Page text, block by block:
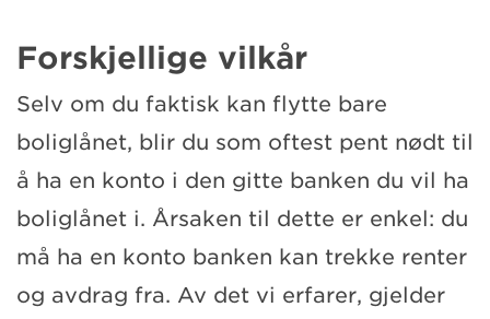
Forskjellige vilkår
Selv om du faktisk kan flytte bare
boliglånet, blir du som oftest pent nødt til
å ha en konto i den gitte banken du vil ha
boliglånet i. Årsaken til dette er enkel: du
må ha en konto banken kan trekke renter
og avdrag fra. Av det vi erfarer, gjelder